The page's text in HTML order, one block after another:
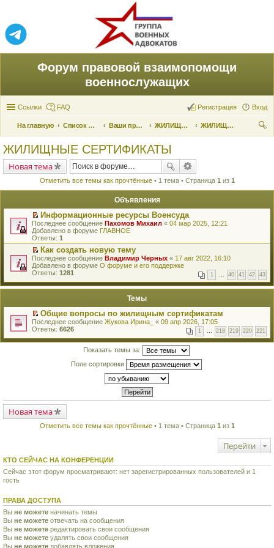
Форум правовой взаимопомощи
военнослужащих
Ссылки FAQ Вход
Регистрация
На главную Список форумов Ваши права и их реализация ЖИЛИЩНЫЕ ВОПРОСЫ
ЖИЛИЩНЫЕ СЕРТИФИКАТЫ
ЖИЛИЩНЫЕ СЕРТИФИКАТЫ
Новая тема
Отметить все темы как прочтённые• 1 тема • Страница 1 из 1
Объявления
П
е
р
е
й
т
и
к
е
о
м
у
н
е
н
о
м
у
б
щ
е
Информационные ресурсы Военсуда
Последнее сообщение Пахомов Михаил « 04 мар 2025, 12:21
Добавлено в форуме ГЛАВНОЕ
Ответы: 1
П
е
р
й
к
п
е
р
в
о
ч
и
т
а
у
с
о
щ
е
н
и
ю
Как создать новую тему
Последнее сообщение Владимир Черных « 17 авг 2022, 16:10
Добавлено в форуме О форуме и его поддержке
Ответы: 1281 1 … 40 41 42 43
Темы
П
е
е
в
м
у
н
о
ч
и
н
о
м
у
с
о
Общие вопросы по жилищным сертификатам
Последнее сообщение Жукова Ирина_ « 09 апр 2026, 17:05
Ответы: 6626 1 … 218 219 220 221
Показать темы за:
Поле сортировки
Новая тема
Отметить все темы как прочтённые• 1 тема • Страница 1 из 1
Перейти
КТО СЕЙЧАС НА КОНФЕРЕНЦИИ
Сейчас этот форум просматривают: нет зарегистрированных пользователей и 1
гость
ПРАВА ДОСТУПА
Вы не можете начинать темы
Вы не можете отвечать на сообщения
Вы не можете редактировать свои сообщения
Вы не можете удалять свои сообщения
Вы не можете добавлять вложения